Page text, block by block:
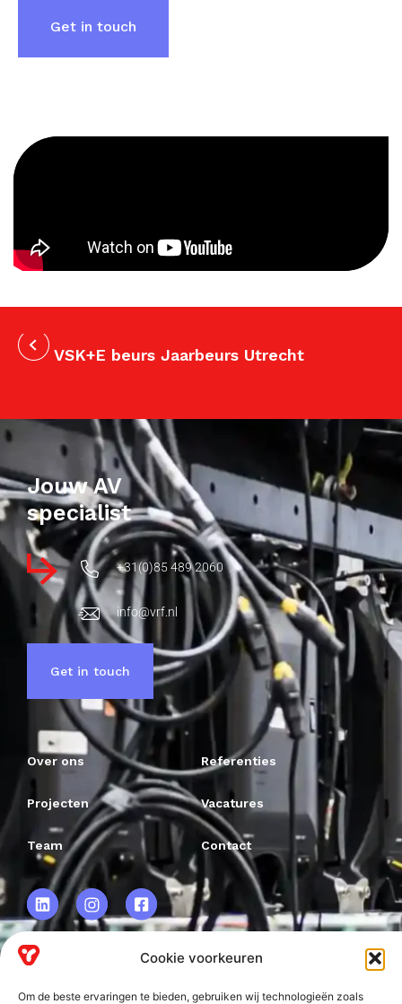
Cookie voorkeuren
Om de beste ervaringen te bieden, gebruiken wij technologieën zoals
Get in touch
VSK+E beurs Jaarbeurs Utrecht
Jouw AV
specialist
+31(0)85 489 2060
info@vrf.nl
Get in touch
Over ons Referenties
Projecten Vacatures
Team Contact